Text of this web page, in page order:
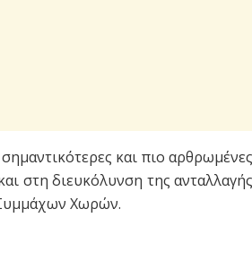
σημαντικότερες και πιο
στη διευκόλυνση της
Χωρών.